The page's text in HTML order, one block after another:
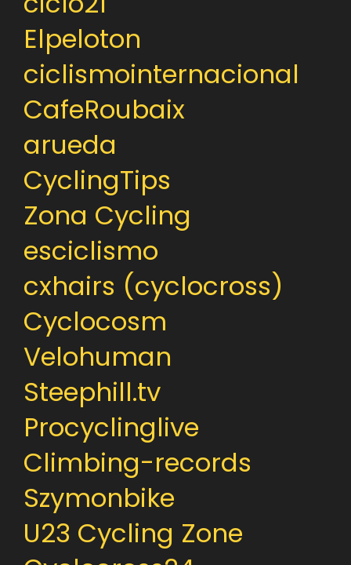
Elpeloton
ciclismointernacional
CafeRoubaix
arueda
CyclingTips
Zona Cycling
esciclismo
cxhairs (cyclocross)
Cyclocosm
Velohuman
Steephill.tv
Procyclinglive
Climbing-records
Szymonbike
U23 Cycling Zone